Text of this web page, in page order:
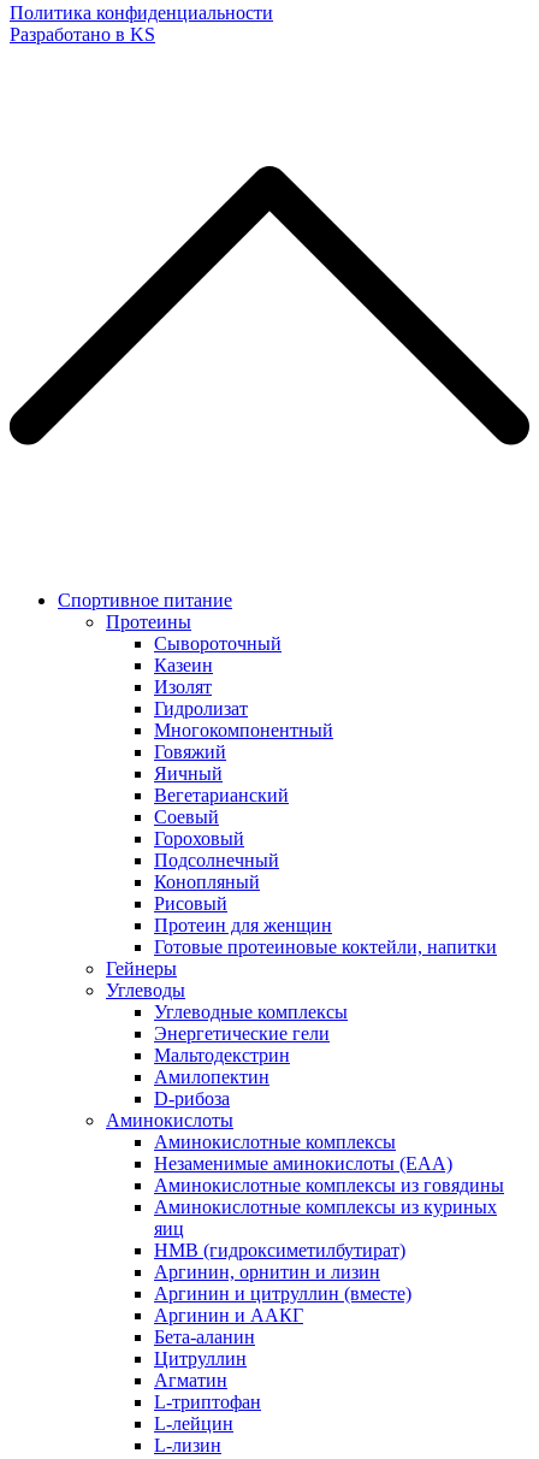
Политика конфиденциальности
Разработано в KS
Спортивное питание
Протеины
Сывороточный
Казеин
Изолят
Гидролизат
Многокомпонентный
Говяжий
Яичный
Вегетарианский
Соевый
Гороховый
Подсолнечный
Конопляный
Рисовый
Протеин для женщин
Готовые протеиновые коктейли, напитки
Гейнеры
Углеводы
Углеводные комплексы
Энергетические гели
Мальтодекстрин
Амилопектин
D-рибоза
Аминокислоты
Аминокислотные комплексы
Незаменимые аминокислоты (EAA)
Аминокислотные комплексы из говядины
Аминокислотные комплексы из куриных
яиц
HMB (гидроксиметилбутират)
Аргинин, орнитин и лизин
Аргинин и цитруллин (вместе)
Аргинин и ААКГ
Бета-аланин
Цитруллин
Агматин
L-триптофан
L-лейцин
L-лизин